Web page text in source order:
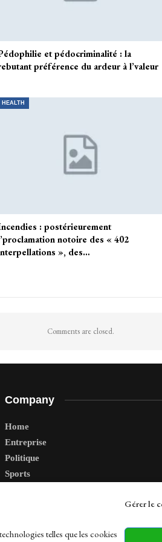
Gérer le
telles que les cookies
et pédocriminalité : la
préférence du ardeur à l’valeur
HEALTH
: postérieurement
notoire des « 402
», des…
Comments are closed.
Company
Home
Entreprise
Politique
Sports